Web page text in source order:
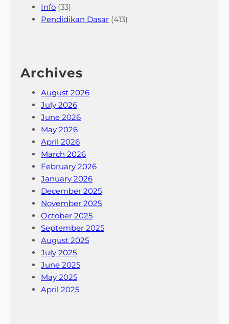
Info (33)
Pendidikan Dasar (413)
Archives
August 2026
July 2026
June 2026
May 2026
April 2026
March 2026
February 2026
January 2026
December 2025
November 2025
October 2025
September 2025
August 2025
July 2025
June 2025
May 2025
April 2025